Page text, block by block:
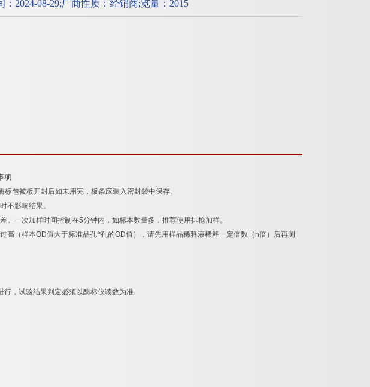
：2024-08-29;厂商性质：经销商;览量：2015
项
标包被板开封后如未用完，板条应装入密封袋中保存。
不影响结果。
。一次加样时间控制在5分钟内，如标本数量多，推荐使用排枪加样。
高（样本OD值大于标准品孔*孔的OD值），请先用样品稀释液稀释一定倍数（n倍）后再测
行，试验结果判定必须以酶标仪读数为准.